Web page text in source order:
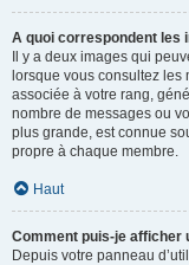
A quoi correspondent les
Il y a deux images qui
lorsque vous consultez les
associée à votre rang,
nombre de messages ou
plus grande, est connue
propre à chaque membre.
Haut
Comment puis-je afficher
Depuis votre panneau